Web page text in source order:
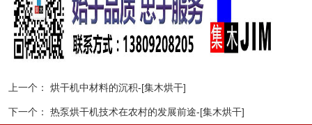
上一个： 烘干机中材料的沉积-[集木烘干]
下一个： 热泵烘干机技术在农村的发展前途-[集木烘干]